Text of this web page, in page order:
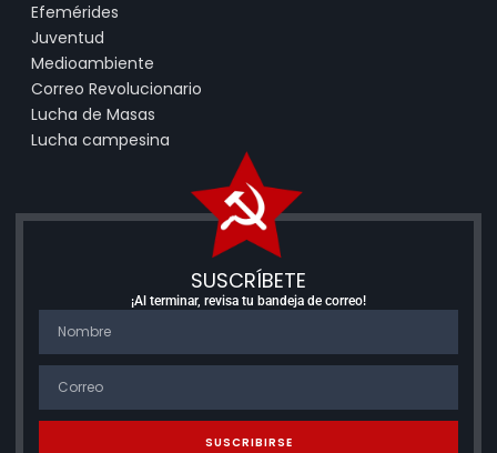
Efemérides
Juventud
Medioambiente
Correo Revolucionario
Lucha de Masas
Lucha campesina
SUSCRÍBETE
¡Al terminar, revisa tu bandeja de correo!
SUSCRIBIRSE